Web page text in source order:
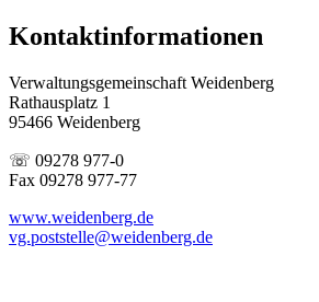
Kontaktinformationen
Verwaltungsgemeinschaft Weidenberg
Rathausplatz 1
95466 Weidenberg
☏ 09278 977-0
Fax 09278 977-77
www.weidenberg.de
vg.poststelle@weidenberg.de